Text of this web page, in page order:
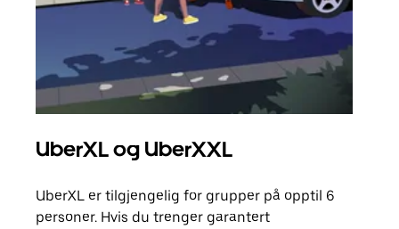
UberXL og UberXXL
UberXL er tilgjengelig for grupper på opptil 6
personer. Hvis du trenger garantert